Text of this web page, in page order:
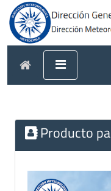
Producto